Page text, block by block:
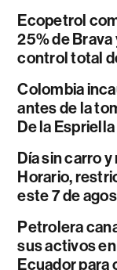
Ecopetrol
25% de Brava
control total
Colombia
antes de la
De la Espriella
Día sin carro
Horario,
este 7 de
Petrolera
sus activos
Ecuador para